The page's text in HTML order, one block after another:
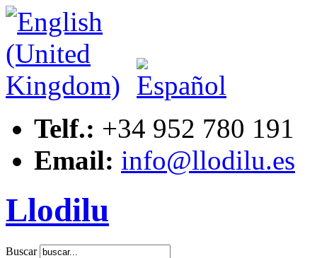
Telf.: +34 952 780 191
Email: info@llodilu.es
Llodilu
Buscar